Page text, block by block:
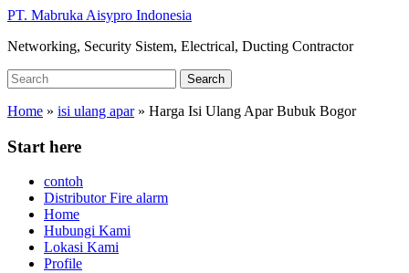
Skip
main
PT. Mabruka Aisypro Indonesia
Networking, Security Sistem, Electrical, Ducting Contractor
Search
for:
Search
Home » isi ulang apar» Harga Isi Ulang Apar Bubuk Bogor
Start here
contoh
Distributor Fire alarm
Home
Hubungi Kami
Lokasi Kami
Profile